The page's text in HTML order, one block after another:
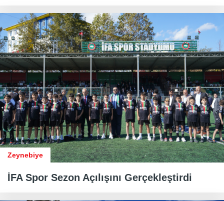
Zeynebiye
İFA Spor Sezon Açılışını Gerçekleştirdi